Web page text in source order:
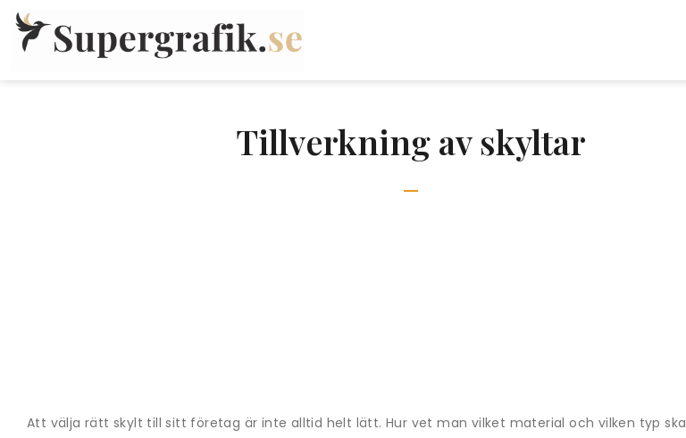
Tillverkning av skyltar
Att välja rätt skylt till sitt företag är inte alltid helt lätt. Hur vet man vilket material och vilken typ ska